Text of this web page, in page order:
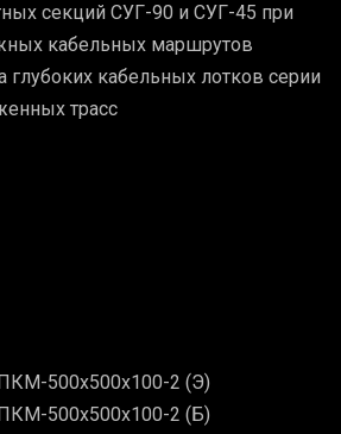
секций СУГ-90 и СУГ-45 при
кабельных маршрутов
глубоких кабельных лотков серии
трасс
500х500х100-2 (Э)
500х500х100-2 (Б)